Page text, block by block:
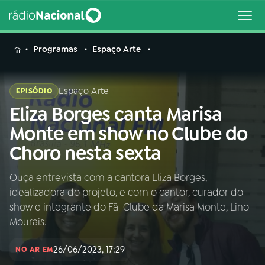
MENU
Buscar
na
Rádio
Nacional
Buscar
AO VIVO
INÍCIO
02A RÁDIO
Programas Espaço Arte
EPISÓDIO Espaço Arte
Eliza Borges canta Marisa
Monte em show no Clube do
Choro nesta sexta
Ouça entrevista com a cantora Eliza Borges,
idealizadora do projeto, e com o cantor, curador do
show e integrante do Fã-Clube da Marisa Monte, Lino
Mourais.
NO AR EM26/06/2023, 17:29